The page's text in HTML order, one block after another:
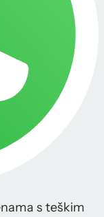
s teškim